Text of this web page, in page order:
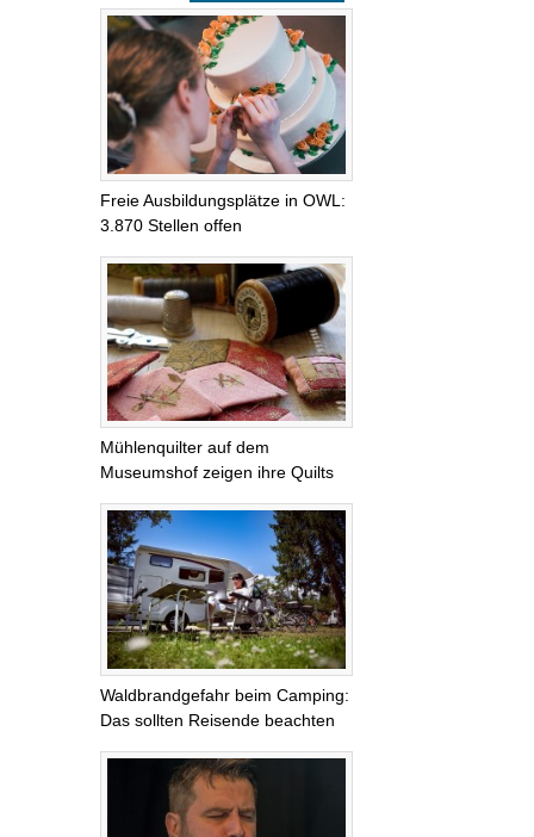
Freie Ausbildungsplätze in OWL:
3.870 Stellen offen
Mühlenquilter auf dem
Museumshof zeigen ihre Quilts
Waldbrandgefahr beim Camping:
Das sollten Reisende beachten